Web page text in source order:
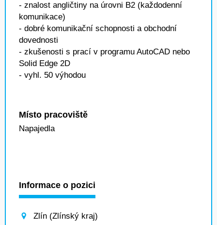
- znalost angličtiny na úrovni B2 (každodenní
komunikace)
- dobré komunikační schopnosti a obchodní
dovednosti
- zkušenosti s prací v programu AutoCAD nebo
Solid Edge 2D
- vyhl. 50 výhodou
Místo pracoviště
Napajedla
Informace o pozici
Zlín (Zlínský kraj)